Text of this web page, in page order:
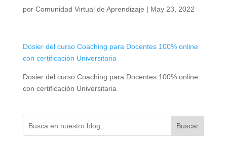
por Comunidad Virtual de Aprendizaje | May 23, 2022
Dosier del curso Coaching para Docentes 100% online
con certificación Universitaria
Dosier del curso Coaching para Docentes 100% online
con certificación Universitaria
Buscar